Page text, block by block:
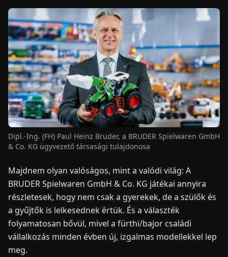
E-
PAPÍR
HÍREK
ENDEFR ESITNLPLHU
KAPCSOLAT
Dipl.-Ing. (FH) Paul Heinz Bruder, a BRUDER Spielwaren GmbH
& Co. KG ügyvezető társasági tulajdonosa
Majdnem olyan valóságos, mint a valódi világ: A
BRUDER Spielwaren GmbH & Co. KG játékai annyira
részletesek, hogy nem csak a gyerekek, de a szülők és
a gyűjtők is lelkesednek értük. És a választék
folyamatosan bővül, mivel a fürthi/bajor családi
vállalkozás minden évben új, izgalmas modellekkel lep
meg.